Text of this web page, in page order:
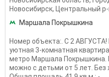
Новосибирск,
Центральный
Маршала Покрышкина
Номер объекта:. С 2
уютная 3-комнатная
метро Маршала Покрышкина.
можно с детьми от 5 лет.